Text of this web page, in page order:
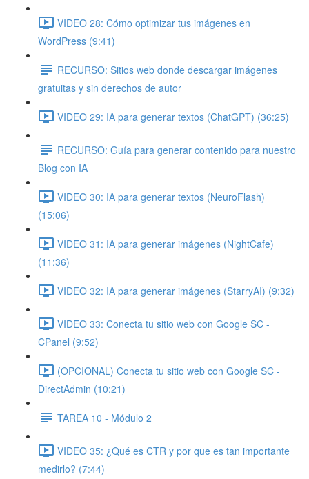
VIDEO 28: Cómo optimizar tus imágenes en
WordPress (9:41)
RECURSO: Sitios web donde descargar imágenes
gratuitas y sin derechos de autor
VIDEO 29: IA para generar textos (ChatGPT) (36:25)
RECURSO: Guía para generar contenido para nuestro
Blog con IA
VIDEO 30: IA para generar textos (NeuroFlash)
(15:06)
VIDEO 31: IA para generar imágenes (NightCafe)
(11:36)
VIDEO 32: IA para generar imágenes (StarryAI) (9:32)
VIDEO 33: Conecta tu sitio web con Google SC -
CPanel (9:52)
(OPCIONAL) Conecta tu sitio web con Google SC -
DirectAdmin (10:21)
TAREA 10 - Módulo 2
VIDEO 35: ¿Qué es CTR y por que es tan importante
medirlo? (7:44)